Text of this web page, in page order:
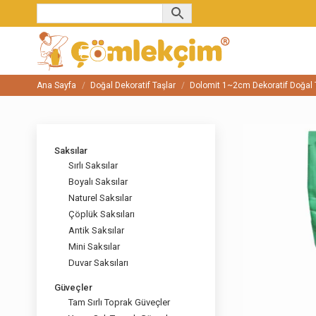
You are here:
Ana Sayfa Doğal Dekoratif Taşlar Dolomit 1~2cm Dekoratif Doğal
Saksılar
Sırlı Saksılar
Boyalı Saksılar
Naturel Saksılar
Çöplük Saksıları
Antik Saksılar
Mini Saksılar
Duvar Saksıları
Güveçler
Tam Sırlı Toprak Güveçler